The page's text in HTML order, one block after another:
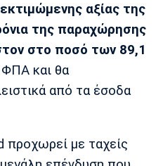
αξίας της
της παραχώρησης
στο ποσό των 89,1
και θα
από τα έσοδα
προχωρεί με ταχείς